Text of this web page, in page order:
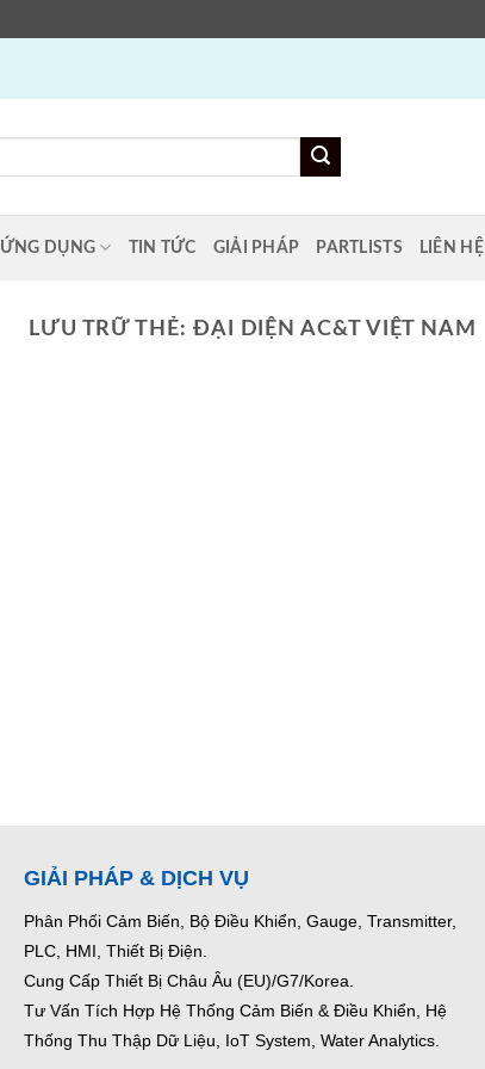
ỨNG DỤNG TIN TỨC GIẢI PHÁP PARTLISTS LIÊN HỆ
LƯU TRỮ THẺ: ĐẠI DIỆN AC&T VIỆT NAM
GIẢI PHÁP & DỊCH VỤ
Phân Phối Cảm Biến, Bộ Điều Khiển, Gauge, Transmitter,
PLC, HMI, Thiết Bị Điện.
Cung Cấp Thiết Bị Châu Âu (EU)/G7/Korea.
Tư Vấn Tích Hợp Hệ Thống Cảm Biến & Điều Khiển, Hệ
Thống Thu Thập Dữ Liệu, IoT System, Water Analytics.